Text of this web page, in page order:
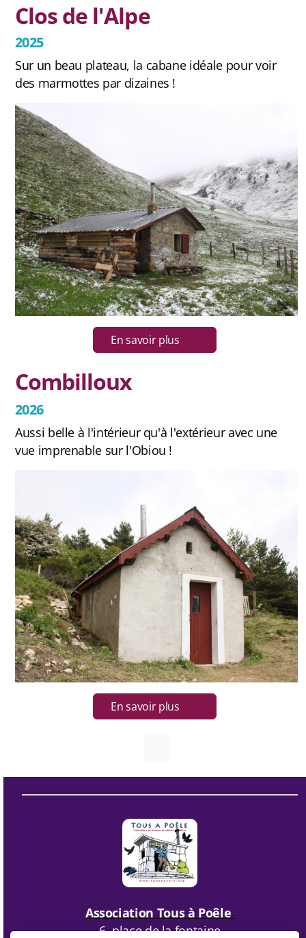
Clos de l'Alpe
2025
Sur un beau plateau, la cabane idéale pour voir
des marmottes par dizaines !
En savoir plus
Combilloux
2026
Aussi belle à l'intérieur qu'à l'extérieur avec une
vue imprenable sur l'Obiou !
En savoir plus
Association Tous à Poêle
6, place de la fontaine